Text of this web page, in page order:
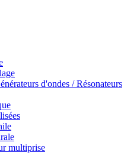
d'ondes / Résonateurs
multiprise